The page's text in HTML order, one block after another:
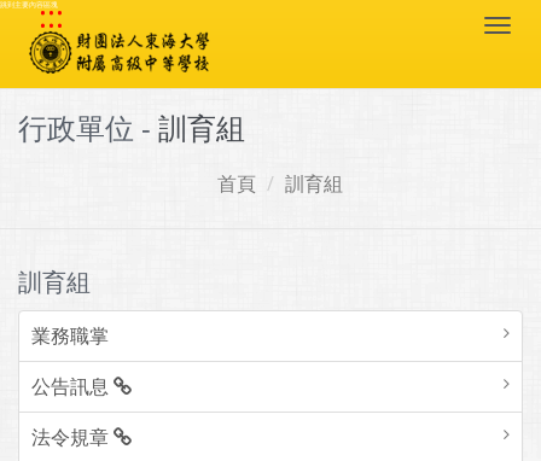
跳到主要內容區塊
:::
行政單位 - 訓育組
首頁 訓育組
訓育組
業務職掌
公告訊息
法令規章